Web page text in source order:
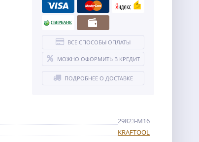
ВСЕ СПОСОБЫ ОПЛАТЫ
МОЖНО ОФОРМИТЬ В КРЕДИТ
ПОДРОБНЕЕ О ДОСТАВКЕ
29823-M16
KRAFTOOL